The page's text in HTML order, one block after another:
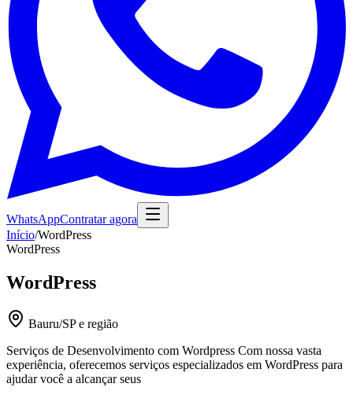
WhatsAppContratar agora
Início/WordPress
WordPress
WordPress
Bauru/SP e região
Serviços de Desenvolvimento com Wordpress Com nossa vasta
experiência, oferecemos serviços especializados em WordPress para
ajudar você a alcançar seus